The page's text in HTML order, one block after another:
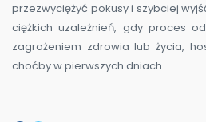
przezwyciężyć pokusy i szybciej
ciężkich uzależnień, gdy proces
zagrożeniem zdrowia lub życia,
choćby w pierwszych dniach.